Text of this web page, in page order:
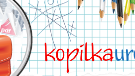
kopilka